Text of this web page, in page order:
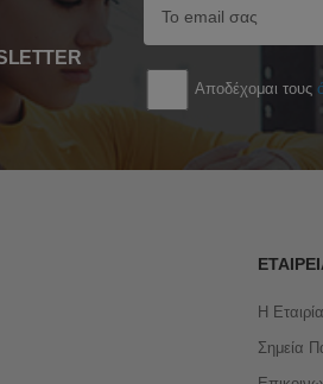
Αποδέχομαι τους
Η Εταιρία
Σημεία